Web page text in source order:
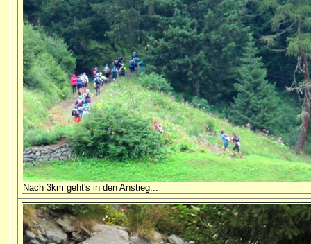
Nach 3km geht's in den Anstieg...